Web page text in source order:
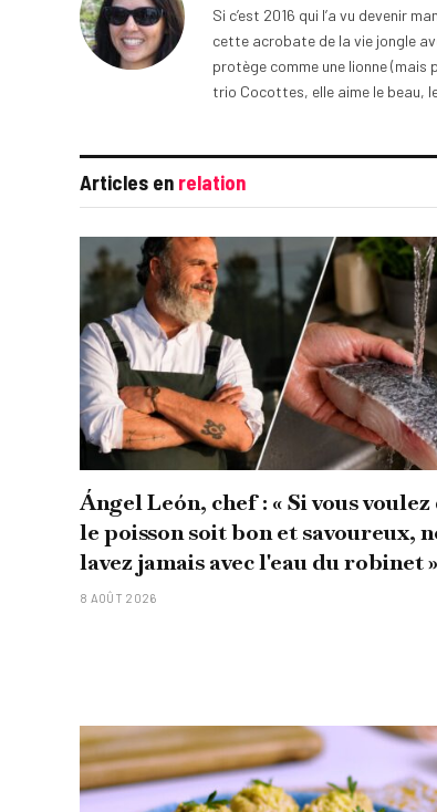
Si c’est 2016 qui l’a vu devenir
cette acrobate de la vie jongle
protège comme une lionne (mais
trio Cocottes, elle aime le beau,
Articles en relation
Ángel León, chef : « Si vous voulez
le poisson soit bon et savoureux,
lavez jamais avec l'eau du robinet »
8 AOÛT 2026